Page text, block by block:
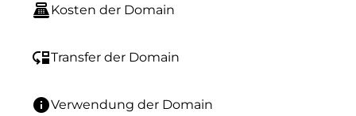
point_of_saleKosten der Domain
move_downTransfer der Domain
infoVerwendung der Domain